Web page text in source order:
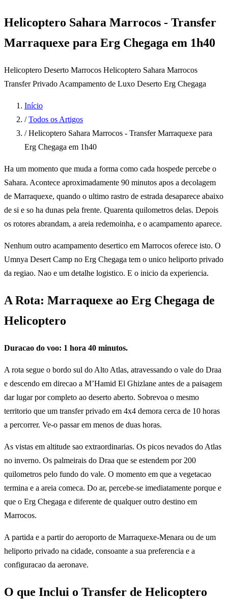
Helicoptero Sahara Marrocos - Transfer
Marraquexe para Erg Chegaga em 1h40
Helicoptero Deserto Marrocos Helicoptero Sahara Marrocos
Transfer Privado Acampamento de Luxo Deserto Erg Chegaga
Início
/ Todos os Artigos
/ Helicoptero Sahara Marrocos - Transfer Marraquexe para
Erg Chegaga em 1h40
Ha um momento que muda a forma como cada hospede percebe o
Sahara. Acontece aproximadamente 90 minutos apos a decolagem
de Marraquexe, quando o ultimo rastro de estrada desaparece abaixo
de si e so ha dunas pela frente. Quarenta quilometros delas. Depois
os rotores abrandam, a areia redemoinha, e o acampamento aparece.
Nenhum outro acampamento desertico em Marrocos oferece isto. O
Umnya Desert Camp no Erg Chegaga tem o unico heliporto privado
da regiao. Nao e um detalhe logistico. E o inicio da experiencia.
A Rota: Marraquexe ao Erg Chegaga de
Helicoptero
Duracao do voo: 1 hora 40 minutos.
A rota segue o bordo sul do Alto Atlas, atravessando o vale do Draa
e descendo em direcao a M’Hamid El Ghizlane antes de a paisagem
dar lugar por completo ao deserto aberto. Sobrevoa o mesmo
territorio que um transfer privado em 4x4 demora cerca de 10 horas
a percorrer. Ve-o passar em menos de duas horas.
As vistas em altitude sao extraordinarias. Os picos nevados do Atlas
no inverno. Os palmeirais do Draa que se estendem por 200
quilometros pelo fundo do vale. O momento em que a vegetacao
termina e a areia comeca. Do ar, percebe-se imediatamente porque e
que o Erg Chegaga e diferente de qualquer outro destino em
Marrocos.
A partida e a partir do aeroporto de Marraquexe-Menara ou de um
heliporto privado na cidade, consoante a sua preferencia e a
configuracao da aeronave.
O que Inclui o Transfer de Helicoptero